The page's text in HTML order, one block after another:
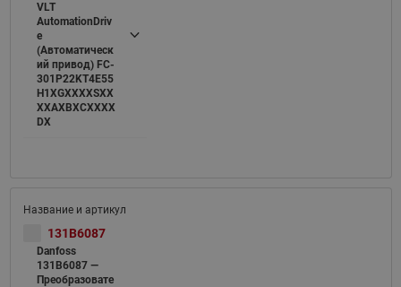
VLT
AutomationDriv
e
(Автоматическ
ий привод) FC-
301P22KT4E55
H1XGXXXXSXX
XXAXBXCXXXX
DX
131B6087
Danfoss
131B6087 —
Преобразовате